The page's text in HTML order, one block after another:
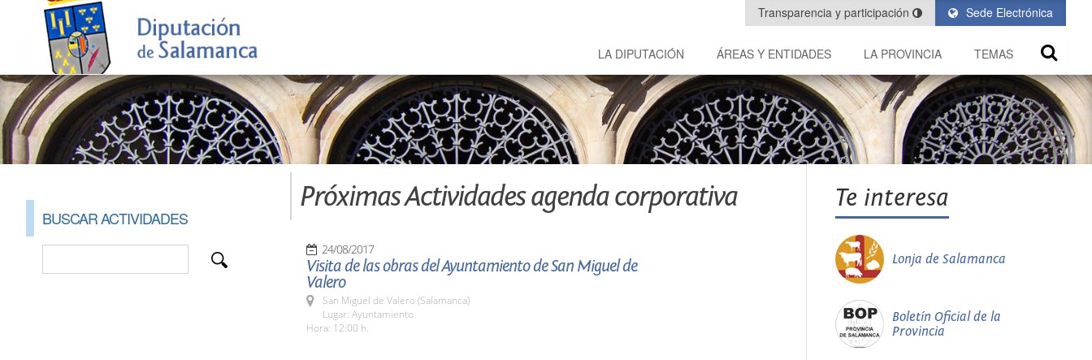
Sede Electrónica
Transparencia y participación
LA DIPUTACIÓN ÁREAS Y ENTIDADES LA PROVINCIA TEMAS
BUSCAR ACTIVIDADES
Próximas Actividades agenda corporativa
24/08/2017
Visita de las obras del Ayuntamiento de San Miguel de
Valero
San Miguel de Valero (Salamanca)
Lugar: Ayuntamiento
Hora: 12:00 h.
Te interesa
Lonja de Salamanca
Boletín Oficial de la
Provincia